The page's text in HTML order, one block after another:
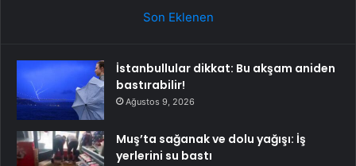
Son Eklenen
İstanbullular dikkat: Bu akşam aniden
bastırabilir!
Ağustos 9, 2026
Muş’ta sağanak ve dolu yağışı: İş
yerlerini su bastı